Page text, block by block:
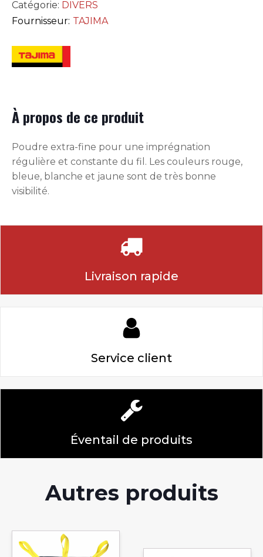
Catégorie: DIVERS
Fournisseur: TAJIMA
À propos de ce produit
Poudre extra-fine pour une imprégnation
régulière et constante du fil. Les couleurs rouge,
bleue, blanche et jaune sont de très bonne
visibilité.
Livraison rapide
Service client
Éventail de produits
Autres produits